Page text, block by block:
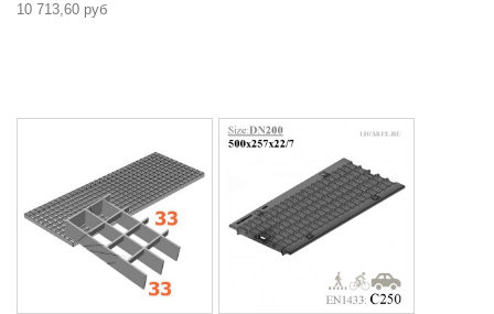
10 713,60 руб